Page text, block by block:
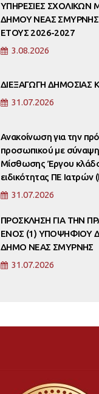
ΥΠΗΡΕΣΙΕΣ
ΔΗΜΟΥ ΝΕΑΣ ΣΜΥΡΝΗΣ
ΕΤΟΥΣ 2026-2027
3.08.2026
ΔΙΕΞΑΓΩΓΗ ΔΗΜΟΣΙΑΣ
31.07.2026
Ανακοίνωση για την
προσωπικού με
Μίσθωσης Έργου
ειδικότητας ΠΕ Ιατρών
31.07.2026
ΠΡΟΣΚΛΗΣΗ ΓΙΑ ΤΗΝ
ΕΝΟΣ (1) ΥΠΟΨΗΦΙΟΥ
ΔΗΜΟ ΝΕΑΣ ΣΜΥΡΝΗΣ
31.07.2026